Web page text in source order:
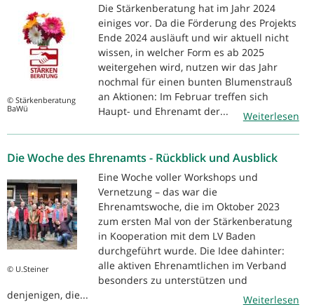
© Stärkenberatung
BaWü
Die Stärkenberatung hat im Jahr 2024
einiges vor. Da die Förderung des Projekts
Ende 2024 ausläuft und wir aktuell nicht
wissen, in welcher Form es ab 2025
weitergehen wird, nutzen wir das Jahr
nochmal für einen bunten Blumenstrauß
an Aktionen: Im Februar treffen sich
Haupt- und Ehrenamt der...
Weiterlesen
Die Woche des Ehrenamts - Rückblick und Ausblick
© U.Steiner
Eine Woche voller Workshops und
Vernetzung – das war die
Ehrenamtswoche, die im Oktober 2023
zum ersten Mal von der Stärkenberatung
in Kooperation mit dem LV Baden
durchgeführt wurde. Die Idee dahinter:
alle aktiven Ehrenamtlichen im Verband
besonders zu unterstützen und
denjenigen, die...
Weiterlesen